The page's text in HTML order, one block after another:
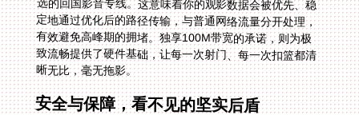
晰无比，毫无拖影。
安全与保障，看不见的坚实后盾